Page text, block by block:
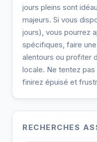
jours pleins sont
majeurs. Si vous
jours), vous pourrez
spécifiques, faire
alentours ou profiter
locale. Ne tentez
finirez épuisé et
RECHERCHES